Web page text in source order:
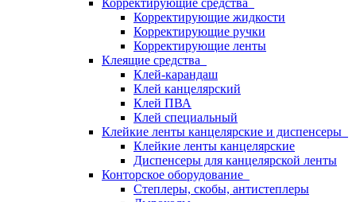
Корректирующие средства
Корректирующие жидкости
Корректирующие ручки
Корректирующие ленты
Клеящие средства
Клей-карандаш
Клей канцелярский
Клей ПВА
Клей специальный
Клейкие ленты канцелярские и диспенсеры
Клейкие ленты канцелярские
Диспенсеры для канцелярской ленты
Конторское оборудование
Степлеры, скобы, антистеплеры